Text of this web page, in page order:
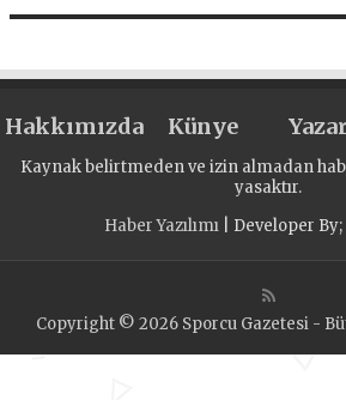
Hakkımızda Künye
Kaynak belirtmeden ve izin almadan
yasaktır.
Haber Yazılımı | Developer By;
Copyright © 2026 Sporcu Gazetesi -